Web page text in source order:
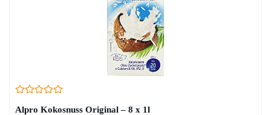
Alpro Kokosnuss Original – 8 x 1l